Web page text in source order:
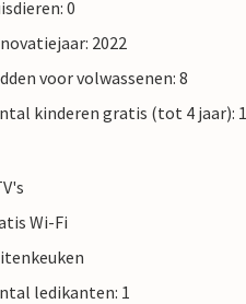
0
2022
voor volwassenen: 8
kinderen gratis (tot 4 jaar): 1
Wi-Fi
ledikanten: 1